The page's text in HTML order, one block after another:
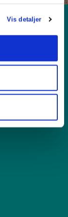
Vis detaljer